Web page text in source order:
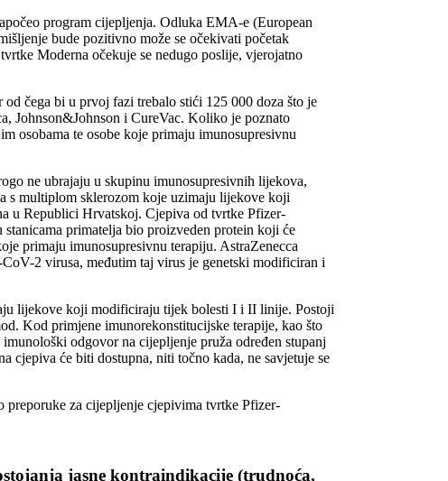
program cijepljenja. Odluka EMA-e (European
bude pozitivno može se očekivati početak
Moderna očekuje se nedugo poslije, vjerojatno
čega bi u prvoj fazi trebalo stići 125 000 doza što je
Johnson&Johnson i CureVac. Koliko je poznato
osobama te osobe koje primaju imunosupresivnu
ne ubrajaju u skupinu imunosupresivnih lijekova,
s multiplom sklerozom koje uzimaju lijekove koji
u Republici Hrvatskoj. Cjepiva od tvrtke Pfizer-
primatelja bio proizveden protein koji će
primaju imunosupresivnu terapiju. AstraZenecca
2 virusa, međutim taj virus je genetski modificiran i
lijekove koji modificiraju tijek bolesti I i II linije. Postoji
Kod primjene imunorekonstitucijske terapije, kao što
odgovor na cijepljenje pruža određen stupanj
će biti dostupna, niti točno kada, ne savjetuje se
preporuke za cijepljenje cjepivima tvrtke Pfizer-
jasne kontraindikacije (trudnoća,